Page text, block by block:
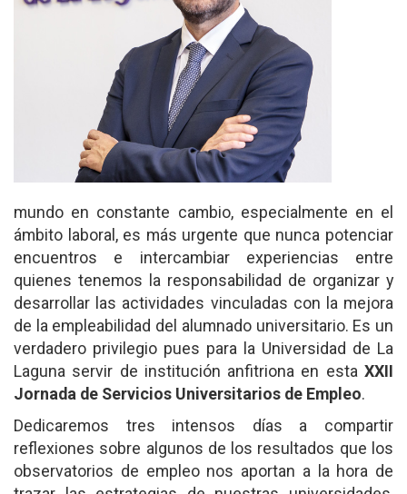
mundo en constante cambio, especialmente en el
ámbito laboral, es más urgente que nunca potenciar
encuentros e intercambiar experiencias entre
quienes tenemos la responsabilidad de organizar y
desarrollar las actividades vinculadas con la mejora
de la empleabilidad del alumnado universitario. Es un
verdadero privilegio pues para la Universidad de La
Laguna servir de institución anfitriona en esta XXII
Jornada de Servicios Universitarios de Empleo.
Dedicaremos tres intensos días a compartir
reflexiones sobre algunos de los resultados que los
observatorios de empleo nos aportan a la hora de